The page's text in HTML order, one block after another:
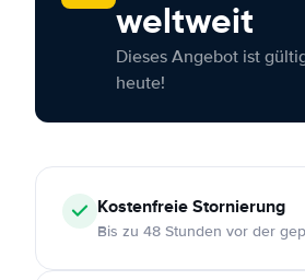
weltweit
Dieses Angebot ist
heute!
KostenfreieStornierung
Bis zu 48 Stunden vor der